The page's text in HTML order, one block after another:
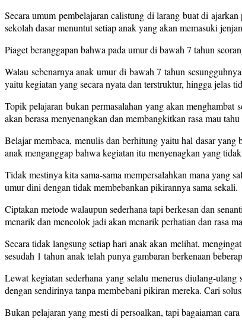
Secara umum pembelajaran calistung di larang buat di
sekolah dasar menuntut setiap anak yang akan memasuki
Piaget beranggapan bahwa pada umur di bawah 7 tahun
Walau sebenarnya anak umur di bawah 7 tahun
yaitu kegiatan yang secara nyata dan terstruktur, hingga jelas
Topik pelajaran bukan permasalahan yang akan menghambat
akan berasa menyenangkan dan membangkitkan rasa mau
Belajar membaca, menulis dan berhitung yaitu hal dasar yang
anak menganggap bahwa kegiatan itu menyenagkan yang
Tidak mestinya kita sama-sama mempersalahkan mana yang
umur dini dengan tidak membebankan pikirannya sama sekali.
Ciptakan metode walaupun sederhana tapi berkesan dan
menarik dan mencolok jadi akan menarik perhatian dan rasa
Secara tidak langsung setiap hari anak akan melihat,
sesudah 1 tahun anak telah punya gambaran berkenaan
Lewat kegiatan sederhana yang selalu menerus diulang-
dengan sendirinya tanpa membebani pikiran mereka. Cari
Bukan pelajaran yang mesti di persoalkan, tapi bagaiaman